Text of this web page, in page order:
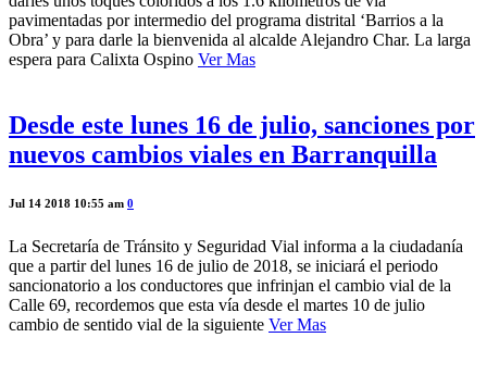
pavimentadas por intermedio del programa distrital ‘Barrios a la
Obra’ y para darle la bienvenida al alcalde Alejandro Char. La larga
espera para Calixta Ospino Ver Mas
Desde este lunes 16 de julio, sanciones por
nuevos cambios viales en Barranquilla
Jul 14 2018 10:55 am 0
La Secretaría de Tránsito y Seguridad Vial informa a la ciudadanía
que a partir del lunes 16 de julio de 2018, se iniciará el periodo
sancionatorio a los conductores que infrinjan el cambio vial de la
Calle 69, recordemos que esta vía desde el martes 10 de julio
cambio de sentido vial de la siguiente Ver Mas